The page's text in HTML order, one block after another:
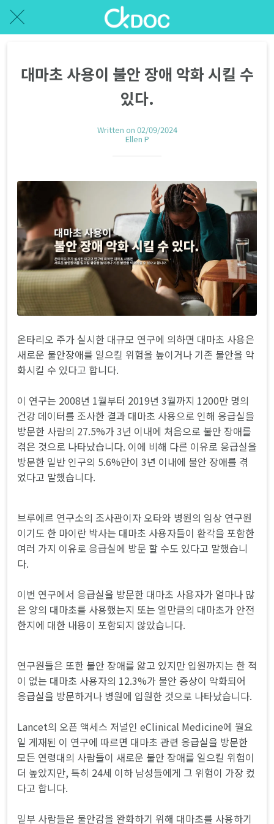
대마초 사용이 불안 장애 악화 시킬 수
있다.
Written on 02/09/2024
Ellen P
온타리오 주가 실시한 대규모 연구에 의하면 대마초 사용은
새로운 불안장애를 일으킬 위험을 높이거나 기존 불안을 악
화시킬 수 있다고 합니다.
이 연구는 2008년 1월부터 2019년 3월까지 1200만 명의
건강 데이터를 조사한 결과 대마초 사용으로 인해 응급실을
방문한 사람의 27.5%가 3년 이내에 처음으로 불안 장애를
겪은 것으로 나타났습니다. 이에 비해 다른 이유로 응급실을
방문한 일반 인구의 5.6%만이 3년 이내에 불안 장애를 겪
었다고 말했습니다.
브루에르 연구소의 조사관이자 오타와 병원의 임상 연구원
이기도 한 마이란 박사는 대마초 사용자들이 환각을 포함한
여러 가지 이유로 응급실에 방문 할 수도 있다고 말했습니
다.
이번 연구에서 응급실을 방문한 대마초 사용자가 얼마나 많
은 양의 대마초를 사용했는지 또는 얼만큼의 대마초가 안전
한지에 대한 내용이 포함되지 않았습니다.
연구원들은 또한 불안 장애를 앓고 있지만 입원까지는 한 적
이 없는 대마초 사용자의 12.3%가 불안 증상이 악화되어
응급실을 방문하거나 병원에 입원한 것으로 나타났습니다.
Lancet의 오픈 액세스 저널인 eClinical Medicine에 월요
일 게재된 이 연구에 따르면 대마초 관련 응급실을 방문한
모든 연령대의 사람들이 새로운 불안 장애를 일으킬 위험이
더 높았지만, 특히 24세 이하 남성들에게 그 위험이 가장 컸
다고 합니다.
일부 사람들은 불안감을 완화하기 위해 대마초를 사용하기